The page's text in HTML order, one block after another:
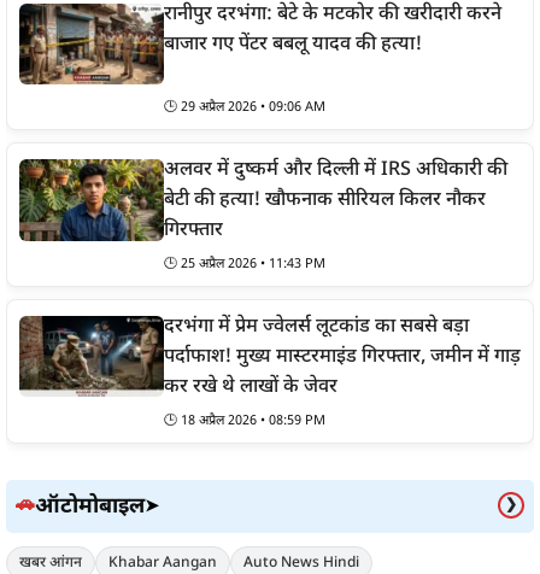
रानीपुर दरभंगा: बेटे के मटकोर की खरीदारी करने
बाजार गए पेंटर बबलू यादव की हत्या!
🕒 29 अप्रैल 2026 • 09:06 AM
अलवर में दुष्कर्म और दिल्ली में IRS अधिकारी की
बेटी की हत्या! खौफनाक सीरियल किलर नौकर
गिरफ्तार
🕒 25 अप्रैल 2026 • 11:43 PM
दरभंगा में प्रेम ज्वेलर्स लूटकांड का सबसे बड़ा
पर्दाफाश! मुख्य मास्टरमाइंड गिरफ्तार, जमीन में गाड़
कर रखे थे लाखों के जेवर
🕒 18 अप्रैल 2026 • 08:59 PM
🚗ऑटोमोबाइल➤ ❯
खबर आंगन Khabar Aangan Auto News Hindi